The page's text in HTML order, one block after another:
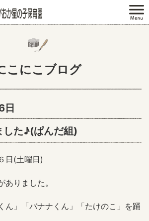
こにこブログ
日
した♪(ぱんだ組)
日(土曜日)
ありました。
ん」「バナナくん」「たけのこ」を踊